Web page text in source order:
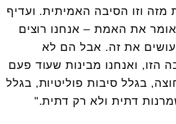
מזה וזו הסיבה האמיתית. ועדיף
את האמת – אנחנו רוצים
עושים את זה. אבל הם לא
הזו, ואנחנו מבינות שעוד פעם
בגלל סיבות פוליטיות, בגלל
דתית ולא רק דתית."